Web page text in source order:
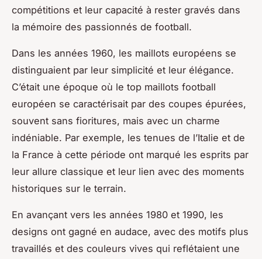
compétitions et leur capacité à rester gravés dans
la mémoire des passionnés de football.
Dans les années 1960, les maillots européens se
distinguaient par leur simplicité et leur élégance.
C’était une époque où le top maillots football
européen se caractérisait par des coupes épurées,
souvent sans fioritures, mais avec un charme
indéniable. Par exemple, les tenues de l’Italie et de
la France à cette période ont marqué les esprits par
leur allure classique et leur lien avec des moments
historiques sur le terrain.
En avançant vers les années 1980 et 1990, les
designs ont gagné en audace, avec des motifs plus
travaillés et des couleurs vives qui reflétaient une